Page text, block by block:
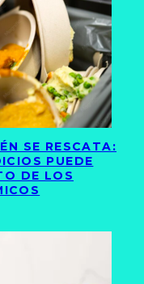
SE RESCATA:
PUEDE
DE LOS